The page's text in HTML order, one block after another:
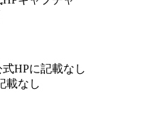
HPに記載なし
載なし